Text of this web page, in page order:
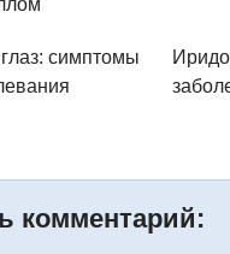
комментарий: